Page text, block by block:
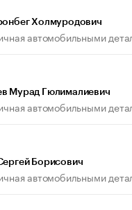
Холмуродович
автомобильными
Мурад Гюлималиевич
автомобильными
Борисович
автомобильными